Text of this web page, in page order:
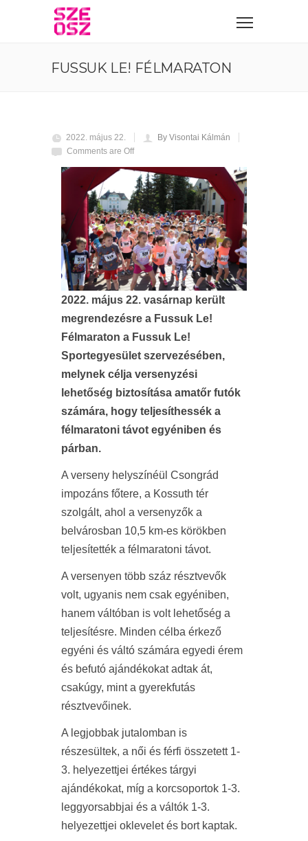
FUSSUK LE! FÉLMARATON
2022. május 22.
By Visontai Kálmán
Comments are Off
2022. május 22. vasárnap került
megrendezésre a Fussuk Le!
Félmaraton a Fussuk Le!
Sportegyesület szervezésében,
melynek célja versenyzési
lehetőség biztosítása amatőr futók
számára, hogy teljesíthessék a
félmaratoni távot egyéniben és
párban.
A verseny helyszínéül Csongrád
impozáns főtere, a Kossuth tér
szolgált, ahol a versenyzők a
belvárosban 10,5 km-es körökben
teljesítették a félmaratoni távot.
A versenyen több száz résztvevők
volt, ugyanis nem csak egyéniben,
hanem váltóban is volt lehetőség a
teljesítésre. Minden célba érkező
egyéni és váltó számára egyedi érem
és befutó ajándékokat adtak át,
csakúgy, mint a gyerekfutás
résztvevőinek.
A legjobbak jutalomban is
részesültek, a női és férfi összetett 1-
3. helyezettjei értékes tárgyi
ajándékokat, míg a korcsoportok 1-3.
leggyorsabbjai és a váltók 1-3.
helyezettjei oklevelet és bort kaptak.